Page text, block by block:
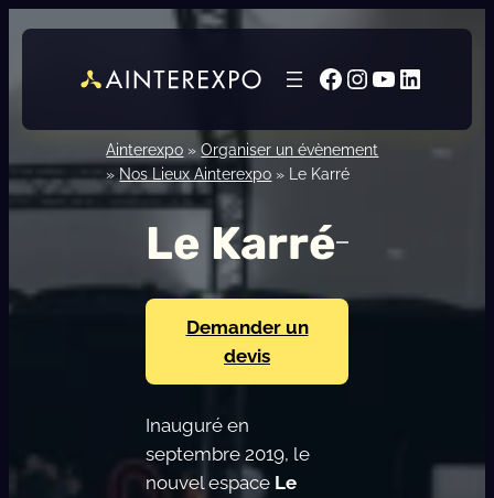
Facebook
Instagram
YouTube
Ainterexpo »Organiser un évènement
» Nos Lieux Ainterexpo » Le Karré
Le Karré
Demander un
devis
Inauguré en
septembre 2019, le
nouvel espace Le